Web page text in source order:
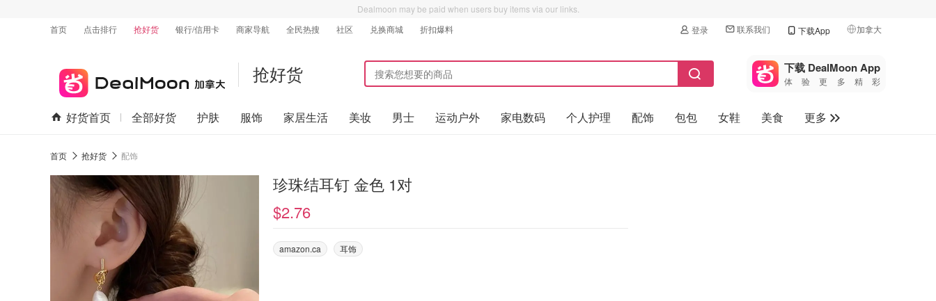
Dealmoon may be paid when users buy items via our links.
首页
点击排行 抢好货 银行/信用卡 商家导航 全民热搜 社区 兑换商城 折扣爆料 登录 联系我们 下载App 加拿大
🇺🇸
美国
🇨🇳中国
🇨🇦加拿大
抢好货 下载 DealMoon App
体验更多精彩
好货首页 全部好货 护肤 服饰 家居生活 美妆 男士 运动户外 家电数码 个人护理 配饰 包包 女鞋 美食
更多
首页 抢好货 配饰
珍珠结耳钉 金色 1对
$2.76
amazon.ca 耳饰